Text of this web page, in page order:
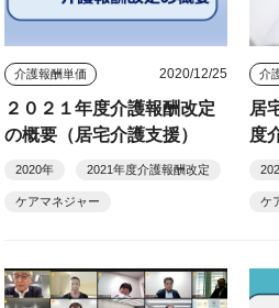
介護報酬単価 2020/12/25
２０２１年度介護報酬改定
の概要（居宅介護支援）
2020年 2021年度介護報酬改定
ケアマネジャー
介
居
度
ケ